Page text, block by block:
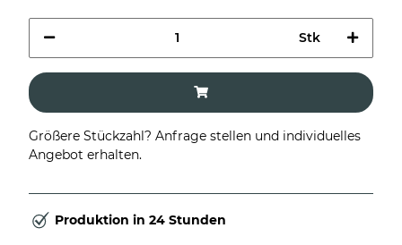
Stk
Größere Stückzahl? Anfrage stellen und individuelles
Angebot erhalten.
Produktion in 24 Stunden